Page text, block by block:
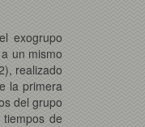
exogrupo
un mismo
realizado
la primera
del grupo
de